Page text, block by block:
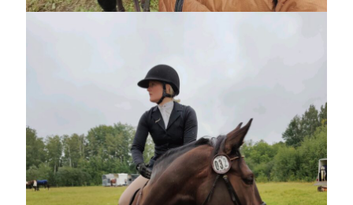
EllenomSPAM
M T O F
S
1
2 3
4
5
6 7 8 9 10
11
12
14 15 17
18